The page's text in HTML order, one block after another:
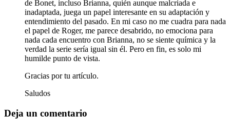
de Bonet, incluso Brianna, quién aunque malcriada e
inadaptada, juega un papel interesante en su adaptación y
entendimiento del pasado. En mi caso no me cuadra para nada
el papel de Roger, me parece desabrido, no emociona para
nada cada encuentro con Brianna, no se siente química y la
verdad la serie sería igual sin él. Pero en fin, es solo mi
humilde punto de vista.
Gracias por tu artículo.
Saludos
Deja un comentario